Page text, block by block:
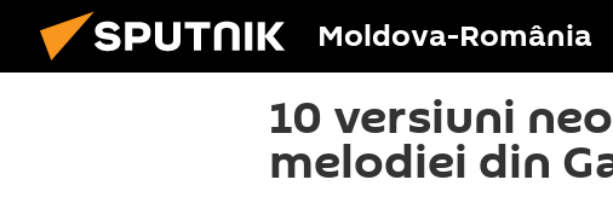
Moldova-România
10 versiuni
melodiei din